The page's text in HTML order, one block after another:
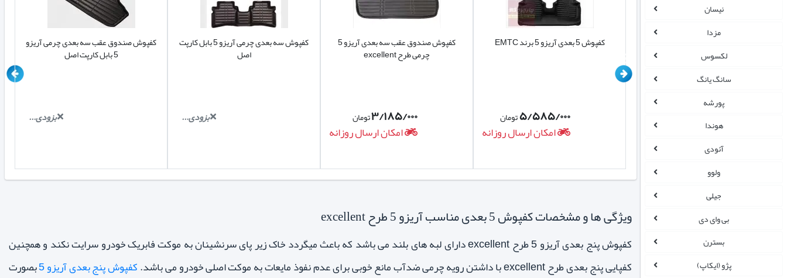
نیسان
مزدا
لکسوس
سانگ یانگ
پورشه
هوندا
آئودی
ولوو
جیلی
بی وای دی
بسترن
پژو (ایکاپ)
کفپوش صندوق عقب سه بعدی چرمی آریزو
5 بابل کارپت اصل
بزودی...
کفپوش سه بعدی چرمی آریزو 5 بابل کارپت
اصل
بزودی...
کفپوش صندوق عقب سه بعدی آریزو 5
چرمی طرح excellent
۳/۱۸۵/۰۰۰تومان
امکان ارسال روزانه
کفپوش 5 بعدی آریزو 5 برند EMTC
۵/۵۸۵/۰۰۰تومان
امکان ارسال روزانه
کفپوش لاستیکی آریزو 5 پنج تکه تک سایز
امکان ارسال روزانه
ویژگی ها و مشخصات کفپوش 5 بعدی مناسب آریزو 5 طرح excellent
کفپوش پنج بعدی آریزو 5 طرح excellent دارای لبه های بلند می باشد که باعث میگردد خاک زیر پای سرنشینان به موکت فابریک خودرو سرایت نکند و همچنین
کفپایی پنج بعدی طرح excellent با داشتن رویه چرمی ضدآب مانع خوبی برای عدم نفوذ مایعات به موکت اصلی خودرو می باشد.
کفپوش پنج بعدی آریزو 5 بصورت